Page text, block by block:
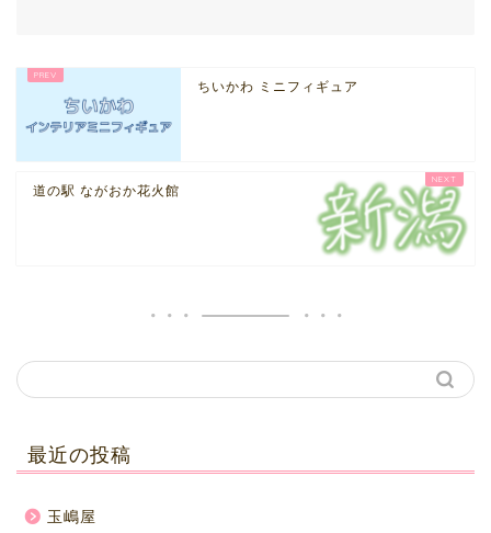
ちいかわ ミニフィギュア
道の駅 ながおか花火館
最近の投稿
玉嶋屋